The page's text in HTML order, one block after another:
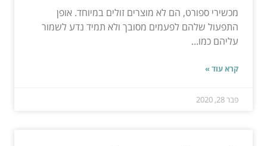
מכשירי ספורט, הם לא מוצרים זולים במיוחד. אופן
התפעול שלהם לפעמים מסובך ולא תמיד נדע לשמור
עליהם כמו...
קרא עוד »
פבר 28, 2020